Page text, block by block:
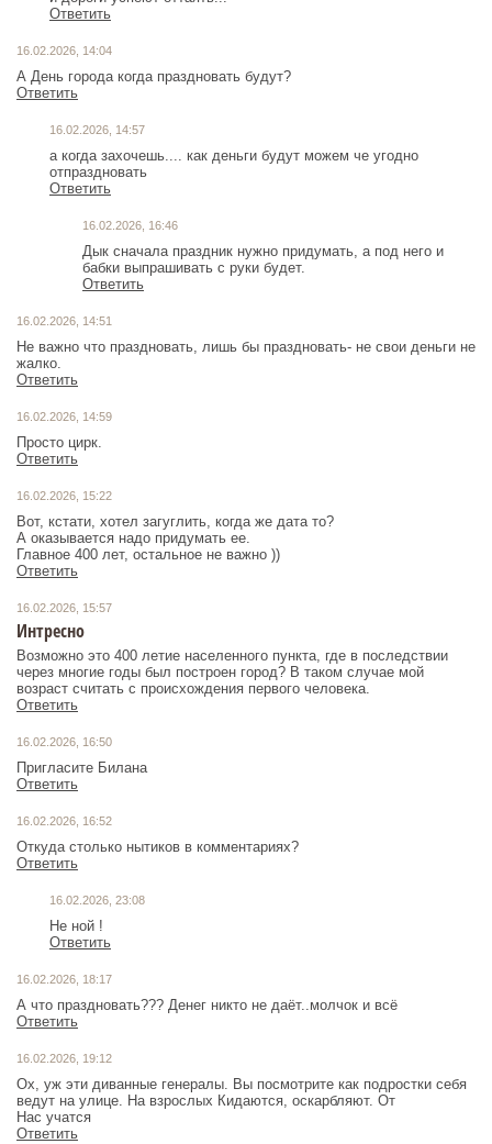
Ответить
16.02.2026, 14:04
А День города когда праздновать будут?
Ответить
16.02.2026, 14:57
а когда захочешь.... как деньги будут можем че угодно
отпраздновать
Ответить
16.02.2026, 16:46
Дык сначала праздник нужно придумать, а под него и
бабки выпрашивать с руки будет.
Ответить
16.02.2026, 14:51
Не важно что праздновать, лишь бы праздновать- не свои деньги не
жалко.
Ответить
16.02.2026, 14:59
Просто цирк.
Ответить
16.02.2026, 15:22
Вот, кстати, хотел загуглить, когда же дата то?
А оказывается надо придумать ее.
Главное 400 лет, остальное не важно ))
Ответить
16.02.2026, 15:57
Интресно
Возможно это 400 летие населенного пункта, где в последствии
через многие годы был построен город? В таком случае мой
возраст считать с происхождения первого человека.
Ответить
16.02.2026, 16:50
Пригласите Билана
Ответить
16.02.2026, 16:52
Откуда столько нытиков в комментариях?
Ответить
16.02.2026, 23:08
Не ной !
Ответить
16.02.2026, 18:17
А что праздновать??? Денег никто не даёт..молчок и всё
Ответить
16.02.2026, 19:12
Ох, уж эти диванные генералы. Вы посмотрите как подростки себя
ведут на улице. На взрослых Кидаются, оскарбляют. От
Нас учатся
Ответить